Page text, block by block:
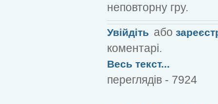
неповторну гру.
Увійдіть або
коментарі.
Весь текст...
переглядів - 7924